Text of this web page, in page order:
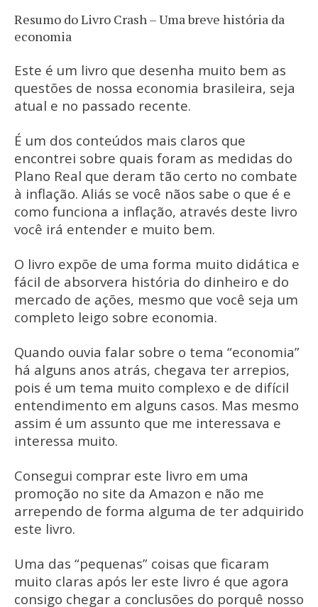
Resumo do Livro Crash – Uma breve história da
economia
Este é um livro que desenha muito bem as
questões de nossa economia brasileira, seja
atual e no passado recente.
É um dos conteúdos mais claros que
encontrei sobre quais foram as medidas do
Plano Real que deram tão certo no combate
à inflação. Aliás se você nãos sabe o que é e
como funciona a inflação, através deste livro
você irá entender e muito bem.
O livro expõe de uma forma muito didática e
fácil de absorvera história do dinheiro e do
mercado de ações, mesmo que você seja um
completo leigo sobre economia.
Quando ouvia falar sobre o tema “economia”
há alguns anos atrás, chegava ter arrepios,
pois é um tema muito complexo e de difícil
entendimento em alguns casos. Mas mesmo
assim é um assunto que me interessava e
interessa muito.
Consegui comprar este livro em uma
promoção no site da Amazon e não me
arrependo de forma alguma de ter adquirido
este livro.
Uma das “pequenas” coisas que ficaram
muito claras após ler este livro é que agora
consigo chegar a conclusões do porquê nosso